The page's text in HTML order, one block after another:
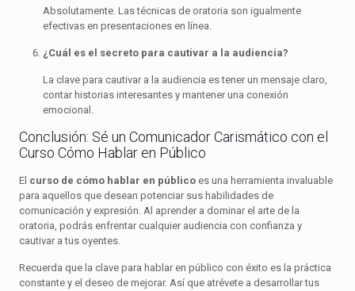
Absolutamente. Las técnicas de oratoria son igualmente
efectivas en presentaciones en línea.
¿Cuál es el secreto para cautivar a la audiencia?
La clave para cautivar a la audiencia es tener un mensaje claro,
contar historias interesantes y mantener una conexión
emocional.
Conclusión: Sé un Comunicador Carismático con el
Curso Cómo Hablar en Público
El curso de cómo hablar en público es una herramienta invaluable
para aquellos que desean potenciar sus habilidades de
comunicación y expresión. Al aprender a dominar el arte de la
oratoria, podrás enfrentar cualquier audiencia con confianza y
cautivar a tus oyentes.
Recuerda que la clave para hablar en público con éxito es la práctica
constante y el deseo de mejorar. Así que atrévete a desarrollar tus